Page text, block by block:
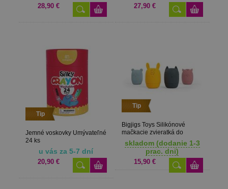
28,90 € 27,90 €
Tip
Jemné voskovky Umývateľné
24 ks
u vás za 5-7 dní
20,90 €
Tip
Bigjigs Toys Silikónové
mačkacie zvieratká do
kúpeľa
skladom (dodanie 1-3
prac. dni)
15,90 €